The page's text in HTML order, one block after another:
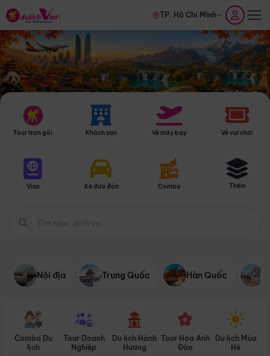
TP. Hồ Chí Minh
Tour trọn gói Khách sạn Vé máy bay Vé vui chơi
Visa Xe đưa đón Combo Thêm
Nội địa Trung Quốc Hàn Quốc
Combo Du
lịch
Tour Doanh
Nghiệp
Du lịch Hành
Hương
Tour Hoa Anh
Đào
Du lịch Mùa
Hè